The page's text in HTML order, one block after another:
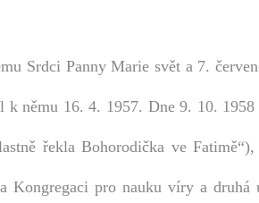
Srdci Panny Marie svět a 7.
němu 16. 4. 1957. Dne 9. 10.
řekla Bohorodička ve
Kongregaci pro nauku víry a druhá